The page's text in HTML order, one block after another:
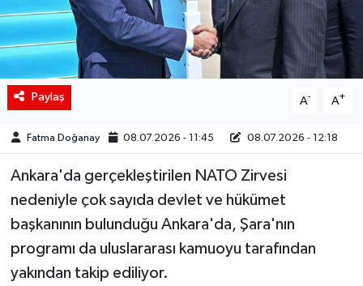
Paylaş A- A+
Fatma Doğanay 08.07.2026 - 11:45 08.07.2026 - 12:18
Ankara'da gerçekleştirilen NATO Zirvesi
nedeniyle çok sayıda devlet ve hükümet
başkanının bulunduğu Ankara'da, Şara'nın
programı da uluslararası kamuoyu tarafından
yakından takip ediliyor.